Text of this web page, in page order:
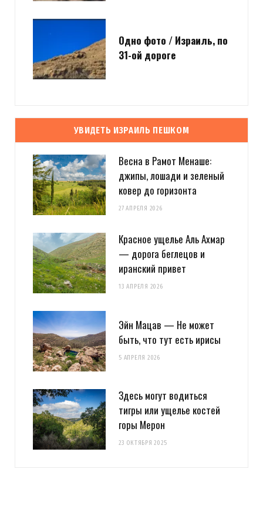
Одно фото / Израиль, по
31-ой дороге
УВИДЕТЬ ИЗРАИЛЬ ПЕШКОМ
Весна в Рамот Менаше:
джипы, лошади и зеленый
ковер до горизонта
27 АПРЕЛЯ 2026
Красное ущелье Аль Ахмар
— дорога беглецов и
иранский привет
13 АПРЕЛЯ 2026
Эйн Мацав — Не может
быть, что тут есть ирисы
5 АПРЕЛЯ 2026
Здесь могут водиться
тигры или ущелье костей
горы Мерон
23 ОКТЯБРЯ 2025